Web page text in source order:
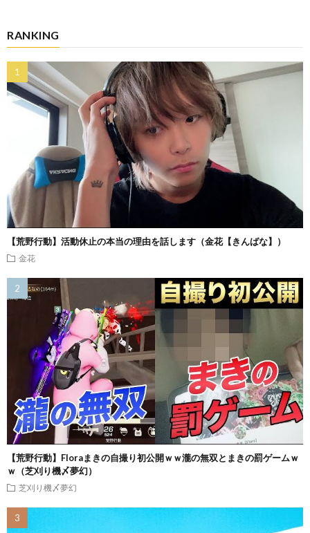
RANKING
【荒野行動】活動休止の本当の理由を話します（金花【きんばな】）
金花
【荒野行動】Floraまきの自撮り初公開ｗｗ瀧の無双とまきの罰ゲームｗ
ｗ（芝刈り機〆夢幻）
芝刈り機〆夢幻